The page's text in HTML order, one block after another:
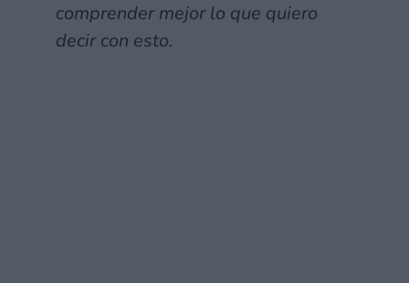
comprender mejor lo que quiero
decir con esto.